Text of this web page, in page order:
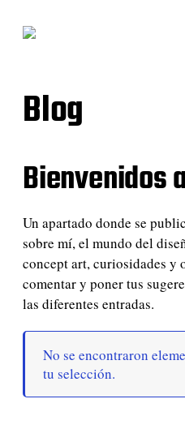
Blog
Bienvenidos
Un apartado donde se
sobre mí, el mundo del
concept art, curiosidades y
comentar y poner tus
las diferentes entradas.
No se encontraron
tu selección.